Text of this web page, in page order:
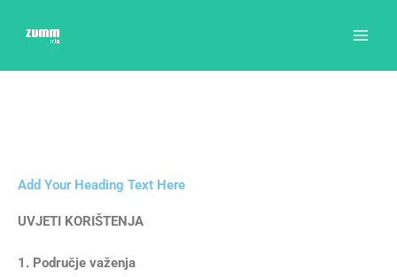
Add Your Heading Text Here
UVJETI KORIŠTENJA
1. Područje važenja